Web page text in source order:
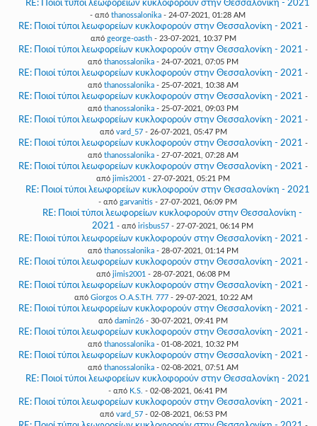
RE: Ποιοί τύποι λεωφορείων κυκλοφορούν στην Θεσσαλονίκη - 2021
- από thanossalonika - 24-07-2021, 01:28 AM
RE: Ποιοί τύποι λεωφορείων κυκλοφορούν στην Θεσσαλονίκη - 2021 -
από george-oasth- 23-07-2021, 10:37 PM
RE: Ποιοί τύποι λεωφορείων κυκλοφορούν στην Θεσσαλονίκη - 2021 -
από thanossalonika - 24-07-2021, 07:05 PM
RE: Ποιοί τύποι λεωφορείων κυκλοφορούν στην Θεσσαλονίκη - 2021 -
από thanossalonika - 25-07-2021, 10:38 AM
RE: Ποιοί τύποι λεωφορείων κυκλοφορούν στην Θεσσαλονίκη - 2021 -
από thanossalonika - 25-07-2021, 09:03 PM
RE: Ποιοί τύποι λεωφορείων κυκλοφορούν στην Θεσσαλονίκη - 2021 -
από vard_57- 26-07-2021, 05:47 PM
RE: Ποιοί τύποι λεωφορείων κυκλοφορούν στην Θεσσαλονίκη - 2021 -
από thanossalonika - 27-07-2021, 07:28 AM
RE: Ποιοί τύποι λεωφορείων κυκλοφορούν στην Θεσσαλονίκη - 2021 -
από jimis2001 - 27-07-2021, 05:21 PM
RE: Ποιοί τύποι λεωφορείων κυκλοφορούν στην Θεσσαλονίκη - 2021
- από garvanitis - 27-07-2021, 06:09 PM
RE: Ποιοί τύποι λεωφορείων κυκλοφορούν στην Θεσσαλονίκη -
2021 - από irisbus57- 27-07-2021, 06:14 PM
RE: Ποιοί τύποι λεωφορείων κυκλοφορούν στην Θεσσαλονίκη - 2021 -
από thanossalonika - 28-07-2021, 01:14 PM
RE: Ποιοί τύποι λεωφορείων κυκλοφορούν στην Θεσσαλονίκη - 2021 -
από jimis2001 - 28-07-2021, 06:08 PM
RE: Ποιοί τύποι λεωφορείων κυκλοφορούν στην Θεσσαλονίκη - 2021 -
από Giorgos O.A.S.TH. 777- 29-07-2021, 10:22 AM
RE: Ποιοί τύποι λεωφορείων κυκλοφορούν στην Θεσσαλονίκη - 2021 -
από damin26 - 30-07-2021, 09:41 PM
RE: Ποιοί τύποι λεωφορείων κυκλοφορούν στην Θεσσαλονίκη - 2021 -
από thanossalonika - 01-08-2021, 10:32 PM
RE: Ποιοί τύποι λεωφορείων κυκλοφορούν στην Θεσσαλονίκη - 2021 -
από thanossalonika - 02-08-2021, 07:51 AM
RE: Ποιοί τύποι λεωφορείων κυκλοφορούν στην Θεσσαλονίκη - 2021
- από K.S. - 02-08-2021, 06:41 PM
RE: Ποιοί τύποι λεωφορείων κυκλοφορούν στην Θεσσαλονίκη - 2021 -
από vard_57- 02-08-2021, 06:53 PM